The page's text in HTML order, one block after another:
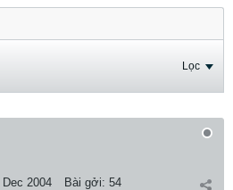
Lọc
Dec 2004 Bài gởi: 54